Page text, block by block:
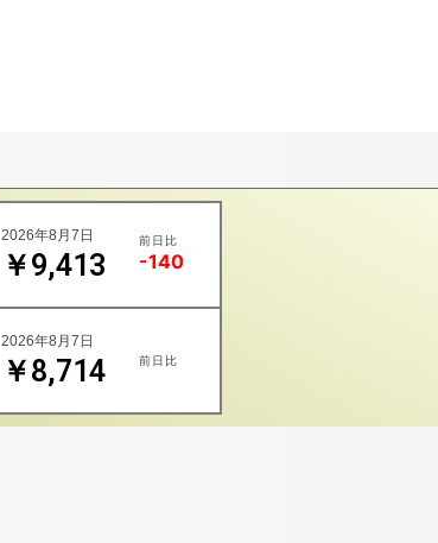
￥9,413
2026年8月7日 前日比
-140
￥8,714
2026年8月7日
前日比